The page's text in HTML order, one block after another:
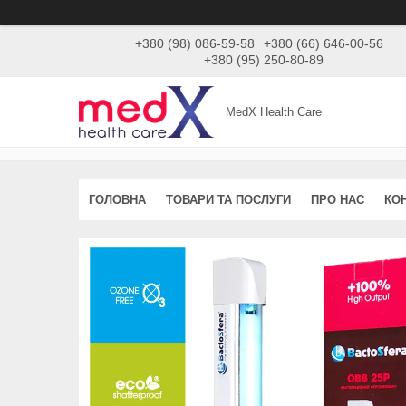
+380 (98) 086-59-58
+380 (66) 646-00-56
+380 (95) 250-80-89
MedX Health Care
ГОЛОВНА ТОВАРИ ТА ПОСЛУГИ ПРО НАС